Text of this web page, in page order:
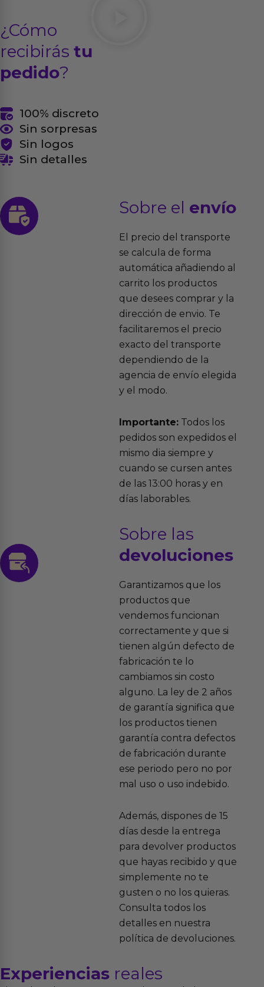
¿Cómo
recibirás tu
pedido?
100% discreto
Sin sorpresas
Sin logos
Sin detalles
Sobre el envío
El precio del transporte
se calcula de forma
automática añadiendo al
carrito los productos
que desees comprar y la
dirección de envio. Te
facilitaremos el precio
exacto del transporte
dependiendo de la
agencia de envío elegida
y el modo.
Importante:Todos los
pedidos son expedidos el
mismo dia siempre y
cuando se cursen antes
de las 13:00 horas y en
días laborables.
Sobre las
devoluciones
Garantizamos que los
productos que
vendemos funcionan
correctamente y que si
tienen algún defecto de
fabricación te lo
cambiamos sin costo
alguno. La ley de 2 años
de garantía significa que
los productos tienen
garantía contra defectos
de fabricación durante
ese periodo pero no por
mal uso o uso indebido.
Además, dispones de 15
días desde la entrega
para devolver productos
que hayas recibido y que
simplemente no te
gusten o no los quieras.
Consulta todos los
detalles en nuestra
política de devoluciones.
Experiencias reales